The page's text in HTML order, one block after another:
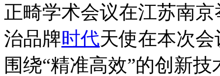
正畸学术会议在江苏南
治品牌时代天使在本次
围绕“精准高效”的创新